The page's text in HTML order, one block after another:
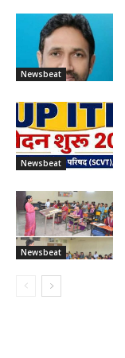
Newsbeat
Newsbeat
Newsbeat